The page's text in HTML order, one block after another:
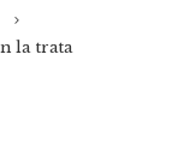
la trata